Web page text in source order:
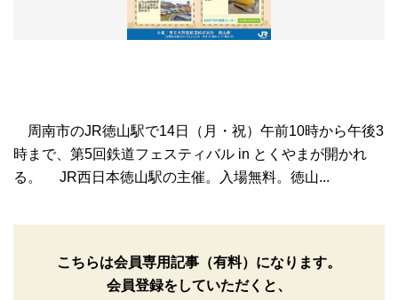
周南市のJR徳山駅で14日（月・祝）午前10時から午後3
時まで、第5回鉄道フェスティバル in とくやまが開かれ
る。 JR西日本徳山駅の主催。入場無料。徳山...
こちらは会員専用記事（有料）になります。
会員登録をしていただくと、